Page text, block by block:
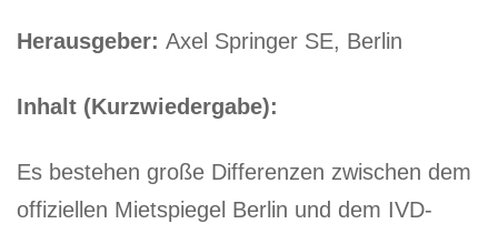
Herausgeber: Axel Springer SE, Berlin
Inhalt (Kurzwiedergabe):
Es bestehen große Differenzen zwischen dem
offiziellen Mietspiegel Berlin und dem IVD-